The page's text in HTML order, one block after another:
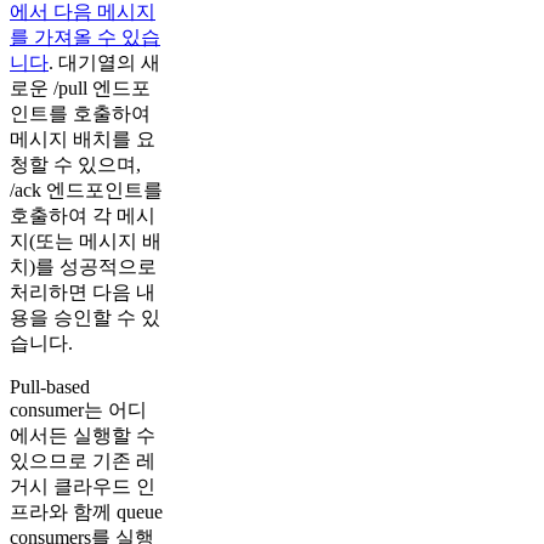
에서 다음 메시지
를 가져올 수 있습
니다. 대기열의 새
로운 /pull 엔드포
인트를 호출하여
메시지 배치를 요
청할 수 있으며,
/ack 엔드포인트를
호출하여 각 메시
지(또는 메시지 배
치)를 성공적으로
처리하면 다음 내
용을 승인할 수 있
습니다.
Pull-based
consumer는 어디
에서든 실행할 수
있으므로 기존 레
거시 클라우드 인
프라와 함께 queue
consumers를 실행